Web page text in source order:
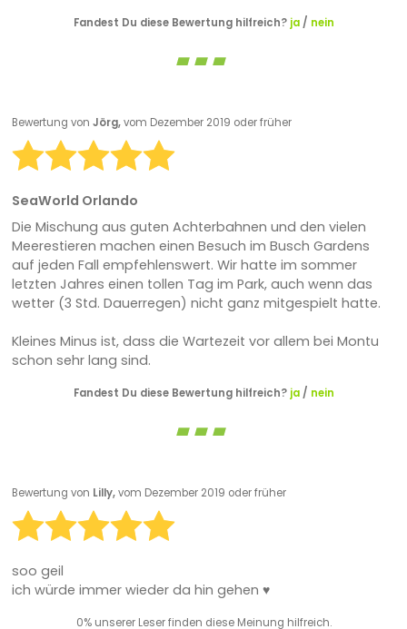
Fandest Du diese Bewertung hilfreich? ja/ nein
Bewertung von Jörg,vom Dezember 2019 oder früher
SeaWorld Orlando
Die Mischung aus guten Achterbahnen und den vielen
Meerestieren machen einen Besuch im Busch Gardens
auf jeden Fall empfehlenswert. Wir hatte im sommer
letzten Jahres einen tollen Tag im Park, auch wenn das
wetter (3 Std. Dauerregen) nicht ganz mitgespielt hatte.
Kleines Minus ist, dass die Wartezeit vor allem bei Montu
schon sehr lang sind.
Fandest Du diese Bewertung hilfreich? ja/ nein
Bewertung von Lilly,vom Dezember 2019 oder früher
soo geil
ich würde immer wieder da hin gehen ♥
0% unserer Leser finden diese Meinung hilfreich.